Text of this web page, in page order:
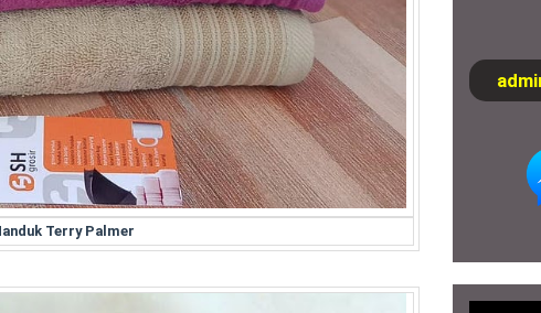
Terry Palmer